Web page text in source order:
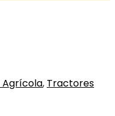
Agrícola, Tractores